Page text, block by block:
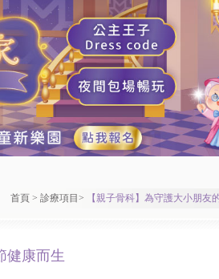
首頁 > 診療項目 > 【親子骨科】為守護大小朋友
健康而生